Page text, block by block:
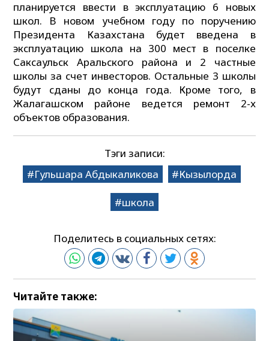
планируется ввести в эксплуатацию 6 новых
школ. В новом учебном году по поручению
Президента Казахстана будет введена в
эксплуатацию школа на 300 мест в поселке
Саксаульск Аральского района и 2 частные
школы за счет инвесторов. Остальные 3 школы
будут сданы до конца года. Кроме того, в
Жалагашском районе ведется ремонт 2-х
объектов образования.
Тэги записи:
Гульшара Абдыкаликова
Кызылорда
школа
Поделитесь в социальных сетях:
Читайте также: